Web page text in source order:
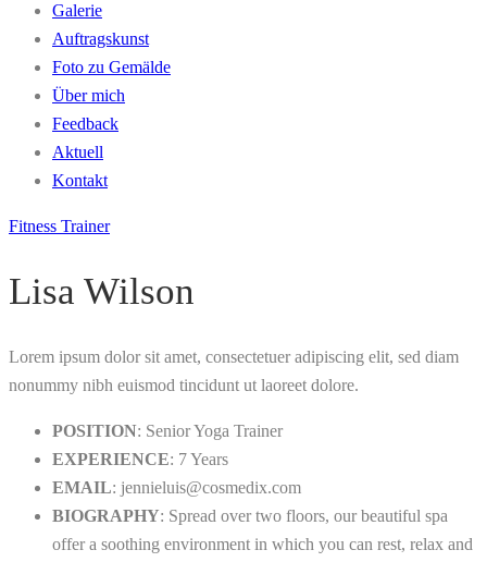
Galerie
Auftragskunst
Foto zu Gemälde
Über mich
Feedback
Aktuell
Kontakt
Fitness Trainer
Lisa Wilson
Lorem ipsum dolor sit amet, consectetuer adipiscing elit, sed diam
nonummy nibh euismod tincidunt ut laoreet dolore.
POSITION: Senior Yoga Trainer
EXPERIENCE: 7 Years
EMAIL: jennieluis@cosmedix.com
BIOGRAPHY: Spread over two floors, our beautiful spa
offer a soothing environment in which you can rest, relax and